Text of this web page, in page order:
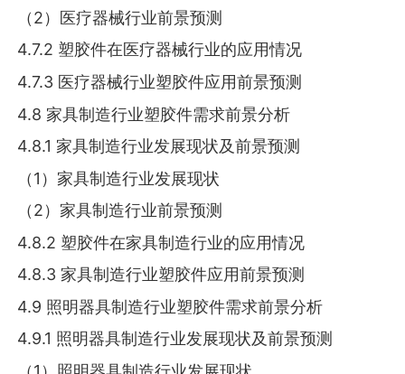
（2）医疗器械行业前景预测
4.7.2 塑胶件在医疗器械行业的应用情况
4.7.3 医疗器械行业塑胶件应用前景预测
4.8 家具制造行业塑胶件需求前景分析
4.8.1 家具制造行业发展现状及前景预测
（1）家具制造行业发展现状
（2）家具制造行业前景预测
4.8.2 塑胶件在家具制造行业的应用情况
4.8.3 家具制造行业塑胶件应用前景预测
4.9 照明器具制造行业塑胶件需求前景分析
4.9.1 照明器具制造行业发展现状及前景预测